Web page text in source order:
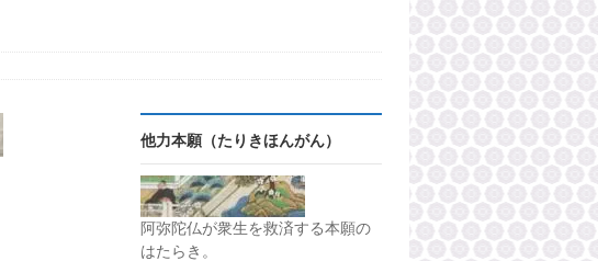
他力本願（たりきほんがん）
阿弥陀仏が衆生を救済する本願の
はたらき。